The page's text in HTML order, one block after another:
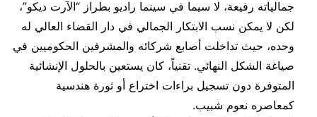
جمالياته رفيعة، لا سيما في سينما راديو بطراز “الآرت ديكو”،
لكن لا يمكن نسب الابتكار الجمالي في دار القضاء العالي له
وحده، حيث تداخلت أصابع شركائه والمشرفين الحكوميين في
صياغة الشكل النهائي. تقنياً، كان يستعين بالحلول الإنشائية
المتوفرة دون تسجيل براءات اختراع أو ثورة هندسية
كمعاصره نعوم شبيب.